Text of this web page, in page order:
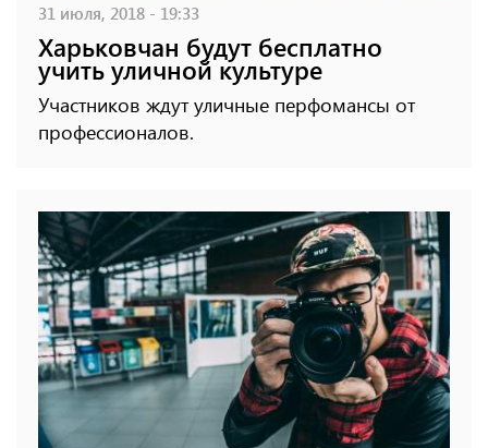
31 июля, 2018 - 19:33
Харьковчан будут бесплатно
учить уличной культуре
Участников ждут уличные перфомансы от
профессионалов.